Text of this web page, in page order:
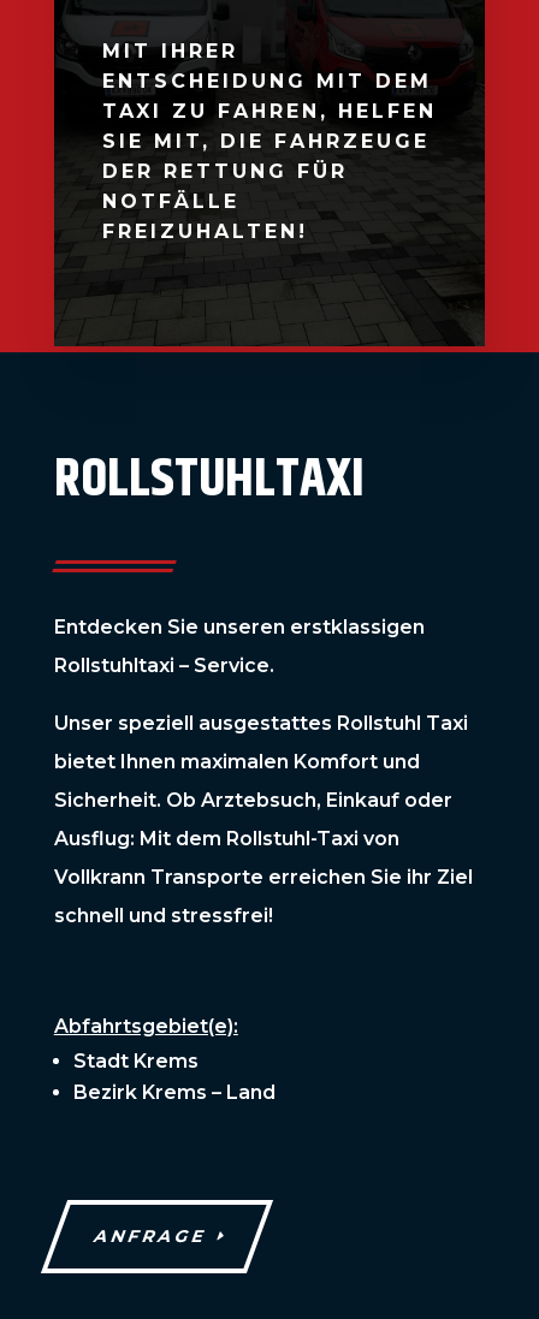
MIT IHRER
ENTSCHEIDUNG MIT DEM
TAXI ZU FAHREN, HELFEN
SIE MIT, DIE FAHRZEUGE
DER RETTUNG FÜR
NOTFÄLLE
FREIZUHALTEN!
ROLLSTUHLTAXI
Entdecken Sie unseren erstklassigen
Rollstuhltaxi – Service.
Unser speziell ausgestattes Rollstuhl Taxi
bietet Ihnen maximalen Komfort und
Sicherheit. Ob Arztebsuch, Einkauf oder
Ausflug: Mit dem Rollstuhl-Taxi von
Vollkrann Transporte erreichen Sie ihr Ziel
schnell und stressfrei!
Abfahrtsgebiet(e):
Stadt Krems
Bezirk Krems – Land
ANFRAGE